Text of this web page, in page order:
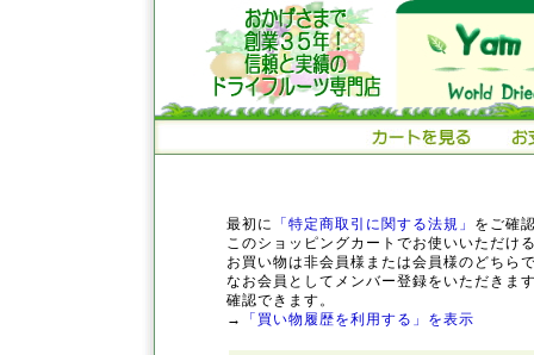
最初に 「特定商取引に関する法規」 をご確
このショッピングカートでお使いいただけ
お買い物は非会員様または会員様のどちら
なお会員としてメンバー登録をいただきま
確認できます。
→
「買い物履歴を利用する」を表示